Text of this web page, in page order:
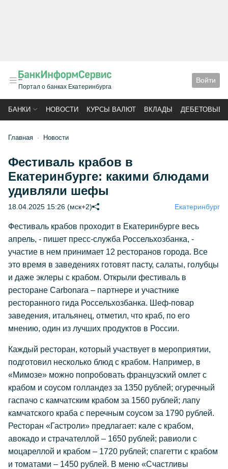
Портал о банках Екатеринбурга
Войти
БАНКИ НОВОСТИ КУРСЫ ВАЛЮТ ВКЛАДЫ ДЕБЕТОВЫЕ
Главная Новости
Фестиваль крабов в
Екатеринбурге: какими блюдами
удивляли шефы
18.04.2025 15:26 (мск+2) Екатеринбург
Фестиваль крабов проходит в Екатеринбурге весь
апрель, - пишет пресс-служба Россельхозбанка, -
участие в нем принимает 12 ресторанов города. Все
это время в заведениях готовят пасту, салаты, голубцы
и даже эклеры с крабом. Открыли фестиваль в
ресторане Carbonara – партнере и участнике
ресторанного гида Россельхозбанка. Шеф-повар
заведения, итальянец, отметил, что краб, по его
мнению, один из лучших продуктов в России.
Каждый ресторан, который участвует в мероприятии,
подготовил несколько блюд с крабом. Например, в
«Мимозе» можно попробовать французский омлет с
крабом и соусом голландез за 1350 рублей; огуречный
гаспачо с камчатским крабом за 1560 рублей; лапу
камчатского краба с перечным соусом за 1790 рублей.
Ресторан «Гастроли» предлагает: кале с крабом,
авокадо и страчателлой – 1650 рублей; равиоли с
моцареллой и крабом – 1720 рублей; спагетти с крабом
и томатами – 1450 рублей. В меню «Счастливы